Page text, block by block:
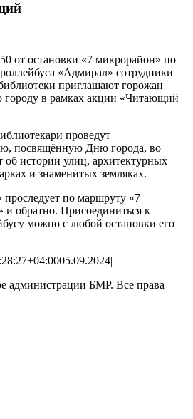
от остановки «7 микрорайон» по
«Адмирал» сотрудники
приглашают горожан
городу в рамках акции «Читающий
проведут
посвящённую Дню города, во
об истории улиц, архитектурных
и знаменитых земляках.
по маршруту «7
обратно. Присоединиться к
можно с любой остановки его
05.09.2024|
администрации БМР. Все права